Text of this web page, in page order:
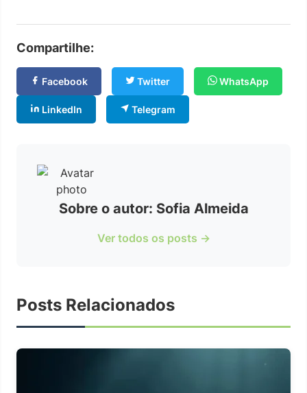
Compartilhe:
Facebook Twitter WhatsApp
LinkedIn Telegram
Sobre o autor: Sofia Almeida
Ver todos os posts →
Posts Relacionados